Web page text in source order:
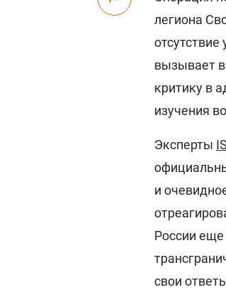
легиона
вызывает в
критику в
изучения
Эксперты
и
России еще
свои